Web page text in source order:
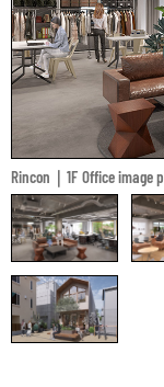
Rincon｜1F Office image